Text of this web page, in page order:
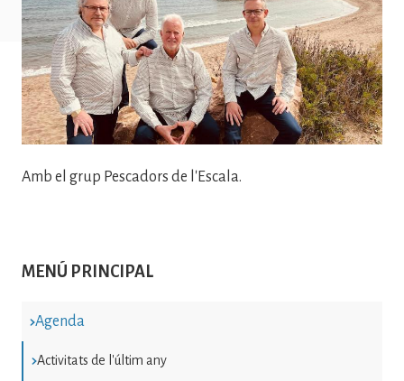
MENÚ PRINCIPAL
Agenda
Activitats de l'últim any
Amb el grup Pescadors de l'Escala.